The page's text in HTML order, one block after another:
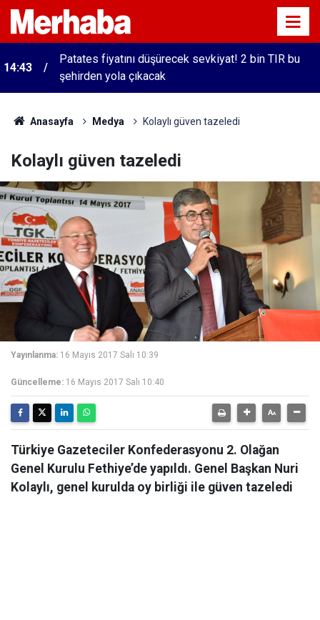
14:43
Patates fiyatını düşürecek sevkiyat! 2 bin TIR bu
şehirden yola çıkacak
Anasayfa Medya Kolaylı güven tazeledi
Kolaylı güven tazeledi
Yayınlanma: 16 Mayıs 2017 Salı 10:39
Güncelleme: 16 Mayıs 2017 Salı 10:40
Türkiye Gazeteciler Konfederasyonu 2. Olağan
Genel Kurulu Fethiye’de yapıldı. Genel Başkan Nuri
Kolaylı, genel kurulda oy birliği ile güven tazeledi